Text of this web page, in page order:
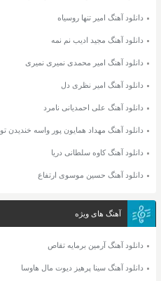
دانلود آهنگ امیر تنها روسیاه
دانلود آهنگ مجید ادیب نم نمه
دانلود آهنگ امیر محمدی نمیری نمیری
دانلود آهنگ امیر نظری دل
دانلود آهنگ علی احمدیانی نامرد
دانلود آهنگ مهداد همایون پور واسه خندیدن تو
دانلود آهنگ کاوه سلطانی دریا
دانلود آهنگ حسین موسوی ارتفاع
آهنگ های ویژه
دانلود آهنگ آرمین برمایه تقاص
دانلود آهنگ سینا پرهیز دیوت مال هاوسا